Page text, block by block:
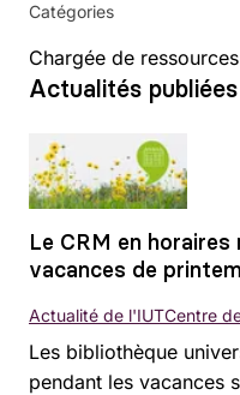
Catégories
Chargée de
Actualités
Le CRM en
vacances de
Les bibliothèque
pendant les vacances
Actualité de l'IUTCentre